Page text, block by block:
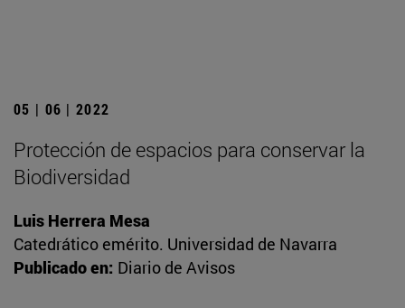
05 | 06 | 2022
Protección de espacios para conservar la
Biodiversidad
Luis Herrera Mesa
Catedrático emérito. Universidad de Navarra
Publicado en: Diario de Avisos